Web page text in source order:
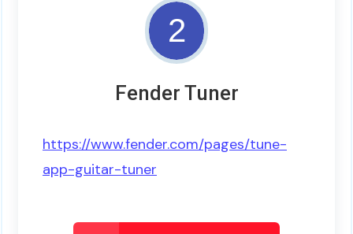
2
Fender Tuner
https://www.fender.com/pages/tune-
app-guitar-tuner